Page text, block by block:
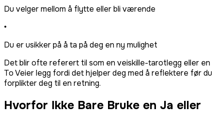
Du velger mellom å flytte eller bli værende
•
Du er usikker på å ta på deg en ny mulighet
Det blir ofte referert til som en veiskille-tarotlegg eller en
To Veier legg fordi det hjelper deg med å reflektere før du
forplikter deg til en retning.
Hvorfor Ikke Bare Bruke en Ja eller